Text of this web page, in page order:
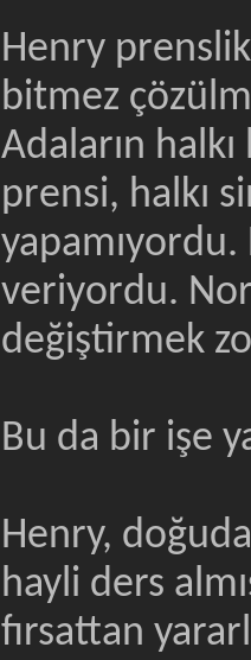
Henry
bitmez
Adaların halkı
prensi, halkı
veriyordu.
değiştirmek
Bu da bir işe
Henry,
hayli ders
fırsattan